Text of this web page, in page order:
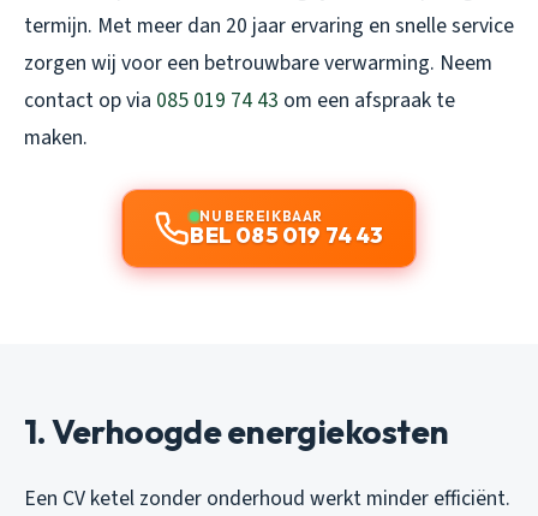
termijn. Met meer dan 20 jaar ervaring en snelle service
zorgen wij voor een betrouwbare verwarming. Neem
contact op via 085 019 74 43 om een afspraak te
maken.
NU BEREIKBAAR
BEL 085 019 74 43
1. Verhoogde energiekosten
Een CV ketel zonder onderhoud werkt minder efficiënt.